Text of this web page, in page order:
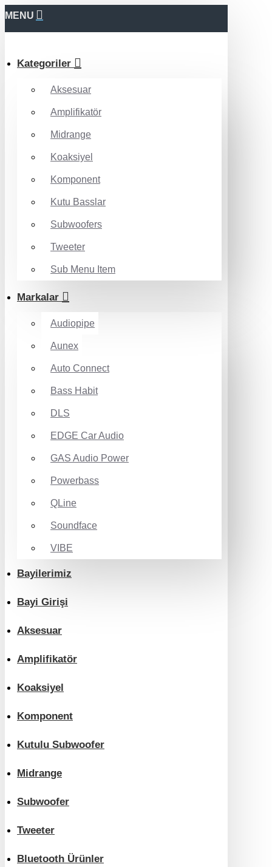
MENU
Kategoriler
Aksesuar
Amplifikatör
Midrange
Koaksiyel
Komponent
Kutu Basslar
Subwoofers
Tweeter
Sub Menu Item
Markalar
Audiopipe
Aunex
Auto Connect
Bass Habit
DLS
EDGE Car Audio
GAS Audio Power
Powerbass
QLine
Soundface
VIBE
Bayilerimiz
Bayi Girişi
Aksesuar
Amplifikatör
Koaksiyel
Komponent
Kutulu Subwoofer
Midrange
Subwoofer
Tweeter
Bluetooth Ürünler